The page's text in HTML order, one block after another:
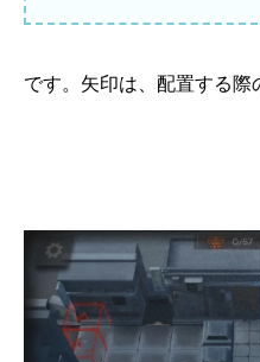
です。矢印は、配置する際